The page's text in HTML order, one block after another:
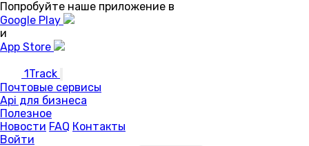
Попробуйте наше приложение в
Google Play
и
App Store
1Track
Почтовые сервисы
Api для бизнеса
Полезное
Новости FAQ Контакты
Войти